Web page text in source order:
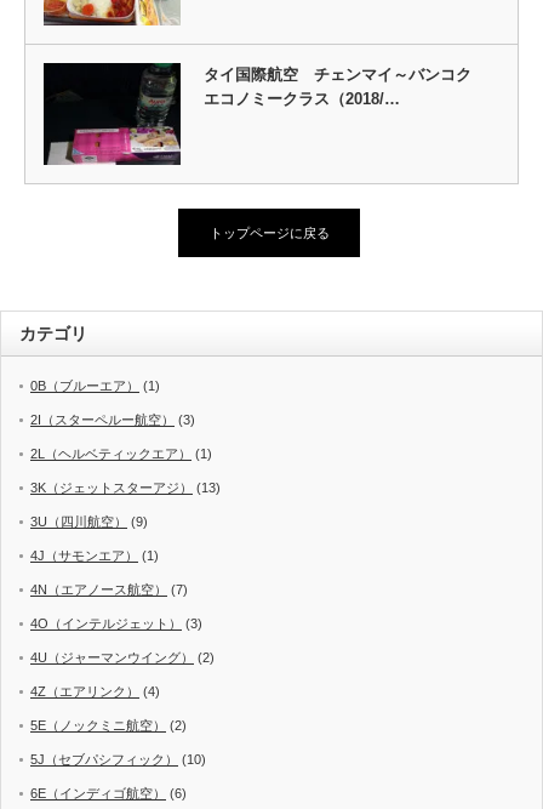
タイ国際航空 チェンマイ～バンコク
エコノミークラス（2018/…
トップページに戻る
カテゴリ
0B（ブルーエア） (1)
2I（スターペルー航空） (3)
2L（ヘルベティックエア） (1)
3K（ジェットスターアジ） (13)
3U（四川航空） (9)
4J（サモンエア） (1)
4N（エアノース航空） (7)
4O（インテルジェット） (3)
4U（ジャーマンウイング） (2)
4Z（エアリンク） (4)
5E（ノックミニ航空） (2)
5J（セブパシフィック） (10)
6E（インディゴ航空） (6)